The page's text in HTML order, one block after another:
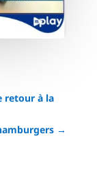
retour à la
→